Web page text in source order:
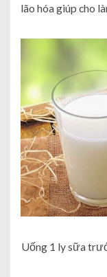
lão hóa giúp cho
Uống 1 ly sữa